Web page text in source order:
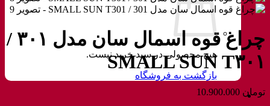
هیچ محصولی در سبد خرید نیست.
بازگشت به فروشگاه
چراغ قوه اسمال سان مدل ۳۰۱ /
SMALL SUN T۳۰۱
تومان